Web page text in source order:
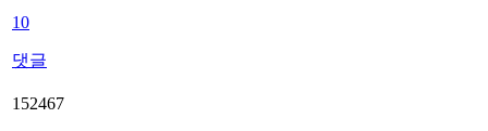
10
댓글
152467